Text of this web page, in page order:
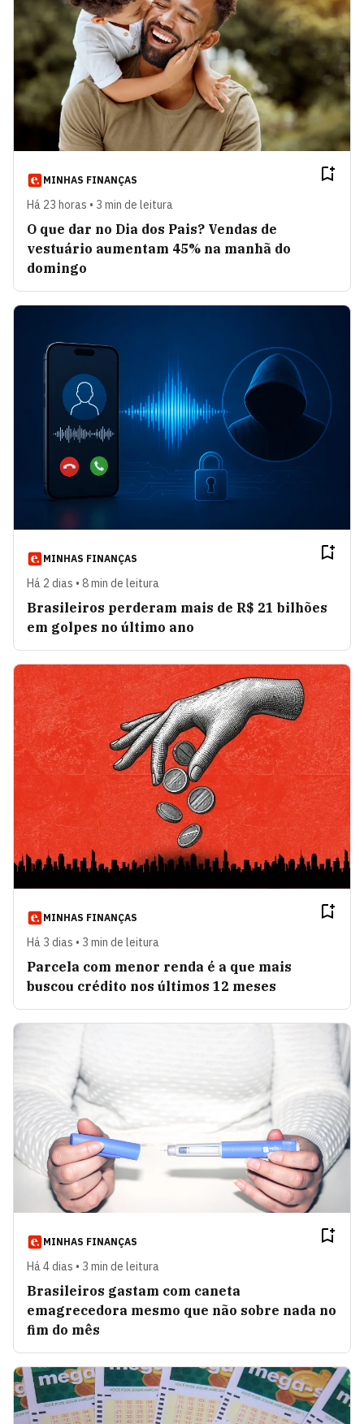
Mundo do dinheiro VER ARTIGOS
Brasília em Pauta VER ARTIGOS
Crescer em Rede VER ARTIGOS
Oportunidades disfarçadas VER ARTIGOS
Visão Global VER ARTIGOS
Ricardo Sennes VER ARTIGOS
Silvio Genesini VER ARTIGOS
Viviane Martins VER ARTIGOS
Palavra do Advisor VER ARTIGOS
Car &amp; Fun
Barros
ARTIGOS
Na Estante VER ARTIGOS
Martha Leonardis — A Arte de
se Relacionar
VER
ARTIGOS
Pulso Político, por Fábio
Zambeli
VER
ARTIGOS
VER ARTIGOS
Breno Barros VER ARTIGOS
Nosso Olhar VER ARTIGOS
Florian Hagenbuch VER ARTIGOS
Tallis Gomes VER ARTIGOS
Bernardo Carneiro VER ARTIGOS
Frederico Pompeu
IDEIA Pública
Fernando Goldsztein VER ARTIGOS
MINHAS FINANÇAS
Há 23 horas • 3 min de leitura
O que dar no Dia dos Pais? Vendas de
vestuário aumentam 45% na manhã do
domingo
MINHAS FINANÇAS
Há 2 dias • 8 min de leitura
Brasileiros perderam mais de R$ 21 bilhões
em golpes no último ano
MINHAS FINANÇAS
Há 3 dias • 3 min de leitura
Parcela com menor renda é a que mais
buscou crédito nos últimos 12 meses
MINHAS FINANÇAS
Há 4 dias • 3 min de leitura
Brasileiros gastam com caneta
emagrecedora mesmo que não sobre nada no
fim do mês